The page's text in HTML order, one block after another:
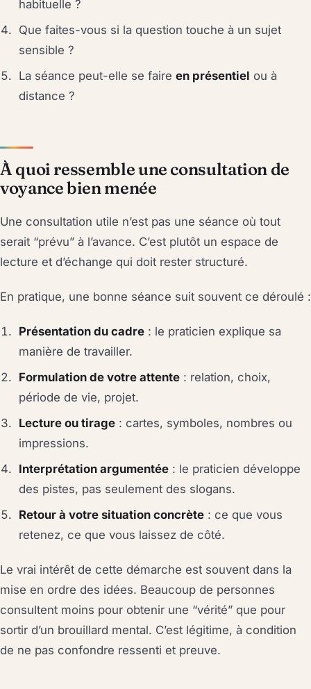
habituelle ?
Que faites-vous si la question touche à un sujet
sensible ?
La séance peut-elle se faireen présentiel ou à
distance ?
À quoi ressemble une consultation de
voyance bien menée
Une consultation utile n’est pas une séance où tout
serait “prévu” à l’avance. C’est plutôt un espace de
lecture et d’échange qui doit rester structuré.
En pratique, une bonne séance suit souvent ce déroulé :
Présentation du cadre : le praticien explique sa
manière de travailler.
Formulation de votre attente : relation, choix,
période de vie, projet.
Lecture ou tirage : cartes, symboles, nombres ou
impressions.
Interprétation argumentée : le praticien développe
des pistes, pas seulement des slogans.
Retour à votre situation concrète : ce que vous
retenez, ce que vous laissez de côté.
Le vrai intérêt de cette démarche est souvent dans la
mise en ordre des idées. Beaucoup de personnes
consultent moins pour obtenir une “vérité” que pour
sortir d’un brouillard mental. C’est légitime, à condition
de ne pas confondre ressenti et preuve.